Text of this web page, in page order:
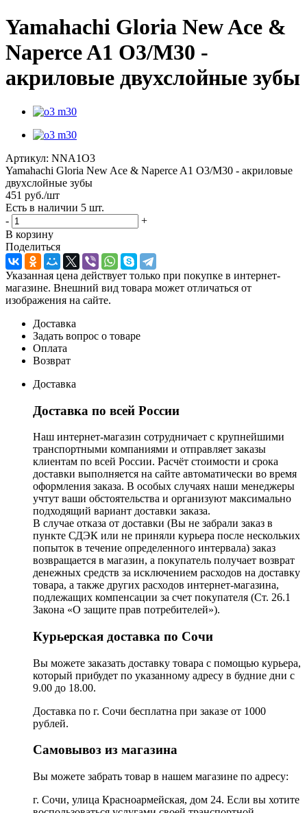
Yamahachi Gloria New Ace &
Naperce A1 O3/M30 -
акриловые двухслойные зубы
Артикул: NNA1O3
Yamahachi Gloria New Ace & Naperce A1 O3/M30 - акриловые
двухслойные зубы
451 руб./шт
Есть в наличии 5 шт.
-
+
В корзину
Поделиться
Указанная цена действует только при покупке в интернет-
магазине. Внешний вид товара может отличаться от
изображения на сайте.
Доставка
Задать вопрос о товаре
Оплата
Возврат
Доставка
Доставка по всей России
Наш интернет-магазин сотрудничает с крупнейшими
транспортными компаниями и отправляет заказы
клиентам по всей России. Расчёт стоимости и срока
доставки выполняется на сайте автоматически во время
оформления заказа. В особых случаях наши менеджеры
учтут ваши обстоятельства и организуют максимально
подходящий вариант доставки заказа.
В случае отказа от доставки (Вы не забрали заказ в
пункте СДЭК или не приняли курьера после нескольких
попыток в течение определенного интервала) заказ
возвращается в магазин, а покупатель получает возврат
денежных средств за исключением расходов на доставку
товара, а также других расходов интернет-магазина,
подлежащих компенсации за счет покупателя (Ст. 26.1
Закона «О защите прав потребителей»).
Курьерская доставка по Сочи
Вы можете заказать доставку товара с помощью курьера,
который прибудет по указанному адресу в будние дни с
9.00 до 18.00.
Доставка по г. Сочи бесплатна при заказе от 1000
рублей.
Самовывоз из магазина
Вы можете забрать товар в нашем магазине по адресу:
г. Сочи, улица Красноармейская, дом 24. Если вы хотите